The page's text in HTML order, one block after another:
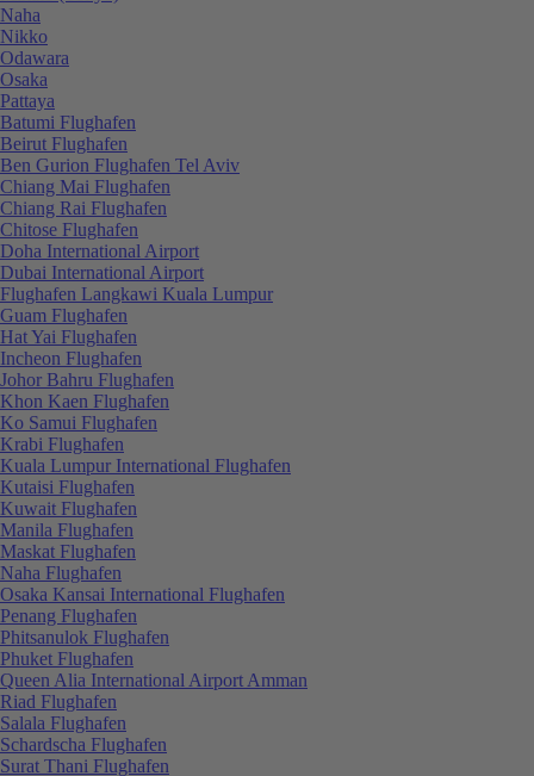
Naha
Nikko
Odawara
Osaka
Pattaya
Batumi Flughafen
Beirut Flughafen
Ben Gurion Flughafen Tel Aviv
Chiang Mai Flughafen
Chiang Rai Flughafen
Chitose Flughafen
Doha International Airport
Dubai International Airport
Flughafen Langkawi Kuala Lumpur
Guam Flughafen
Hat Yai Flughafen
Incheon Flughafen
Johor Bahru Flughafen
Khon Kaen Flughafen
Ko Samui Flughafen
Krabi Flughafen
Kuala Lumpur International Flughafen
Kutaisi Flughafen
Kuwait Flughafen
Manila Flughafen
Maskat Flughafen
Naha Flughafen
Osaka Kansai International Flughafen
Penang Flughafen
Phitsanulok Flughafen
Phuket Flughafen
Queen Alia International Airport Amman
Riad Flughafen
Salala Flughafen
Schardscha Flughafen
Surat Thani Flughafen